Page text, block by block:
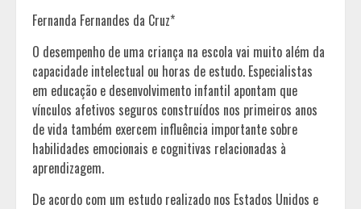
Fernanda Fernandes da Cruz*
O desempenho de uma criança na escola vai muito além da
capacidade intelectual ou horas de estudo. Especialistas
em educação e desenvolvimento infantil apontam que
vínculos afetivos seguros construídos nos primeiros anos
de vida também exercem influência importante sobre
habilidades emocionais e cognitivas relacionadas à
aprendizagem.
De acordo com um estudo realizado nos Estados Unidos e